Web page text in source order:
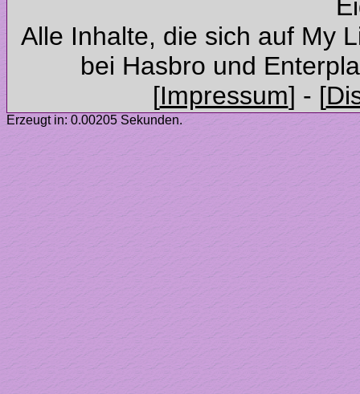
Alle Inhalte, die sich auf My
Erzeugt in: 0.00205 Sekunden.